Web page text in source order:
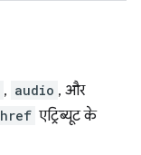
, audio , और
href एट्रिब्यूट के